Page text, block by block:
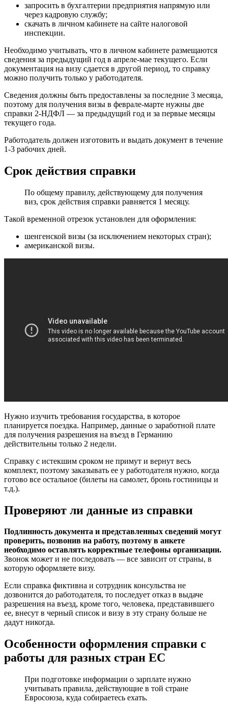
запросить в бухгалтерии предприятия напрямую или
через кадровую службу;
скачать в личном кабинете на сайте налоговой
инспекции.
Необходимо учитывать, что в личном кабинете размещаются
сведения за предыдущий год в апреле-мае текущего. Если
документация на визу сдается в другой период, то справку
можно получить только у работодателя.
Сведения должны быть предоставлены за последние 3 месяца,
поэтому для получения визы в феврале-марте нужны две
справки 2-НДФЛ — за предыдущий год и за первые месяцы
текущего года.
Работодатель должен изготовить и выдать документ в течение
1-3 рабочих дней.
Срок действия справки
По общему правилу, действующему для получения
виз, срок действия справки равняется 1 месяцу.
Такой временной отрезок установлен для оформления:
шенгенской визы (за исключением некоторых стран);
американской визы.
Нужно изучить требования государства, в которое
планируется поездка. Например, данные о заработной плате
для получения разрешения на въезд в Германию
действительны только 2 недели.
Справку с истекшим сроком не примут и вернут весь
комплект, поэтому заказывать ее у работодателя нужно, когда
готово все остальное (билеты на самолет, бронь гостиницы и
т.д.).
Проверяют ли данные из справки
Подлинность документа и представленных сведений могут
проверить, позвонив на работу, поэтому в анкете
необходимо оставлять корректные телефоны организации.
Звонок может и не последовать — все зависит от страны, в
которую оформляете визу.
Если справка фиктивна и сотрудник консульства не
дозвонится до работодателя, то последует отказ в выдаче
разрешения на въезд, кроме того, человека, представившего
ее, внесут в черный список и визу в эту страну больше не
дадут никогда.
Особенности оформления справки с
работы для разных стран ЕС
При подготовке информации о зарплате нужно
учитывать правила, действующие в той стране
Евросоюза, куда собираетесь ехать.